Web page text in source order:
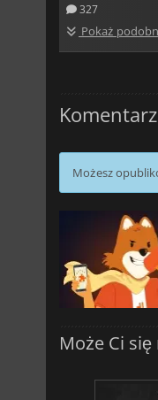
327
Pokaż
Możesz
Może Ci